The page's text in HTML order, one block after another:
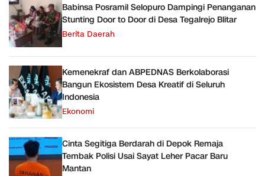
Babinsa Posramil Selopuro Dampingi Penanganan
Stunting Door to Door di Desa Tegalrejo Blitar
Berita Daerah
Kemenekraf dan ABPEDNAS Berkolaborasi
Bangun Ekosistem Desa Kreatif di Seluruh
Indonesia
Ekonomi
Cinta Segitiga Berdarah di Depok Remaja
Tembak Polisi Usai Sayat Leher Pacar Baru
Mantan